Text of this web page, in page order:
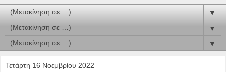
▼
▼
▼
Τετάρτη 16 Νοεμβρίου 2022